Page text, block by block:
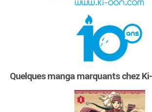
Quelques manga marquants chez